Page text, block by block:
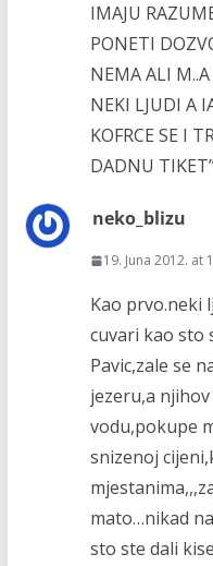
IMAJU
PONETI
NEMA ALI
NEKI LJUDI A
KOFRCE SE I
DADNU
neko_blizu
19. Juna 2012. at
Kao prvo.neki
cuvari kao sto
Pavic,zale se
jezeru,a
vodu,pokupe
snizenoj
mato…nikad
sto ste dali